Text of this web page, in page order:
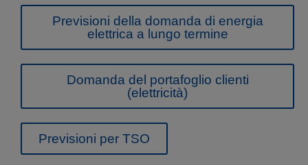
Previsioni della domanda di energia
elettrica a lungo termine
Domanda del portafoglio clienti
(elettricità)
Previsioni per TSO